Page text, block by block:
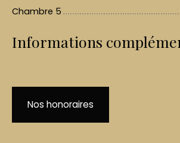
Chambre 5
Informations
Nos honoraires